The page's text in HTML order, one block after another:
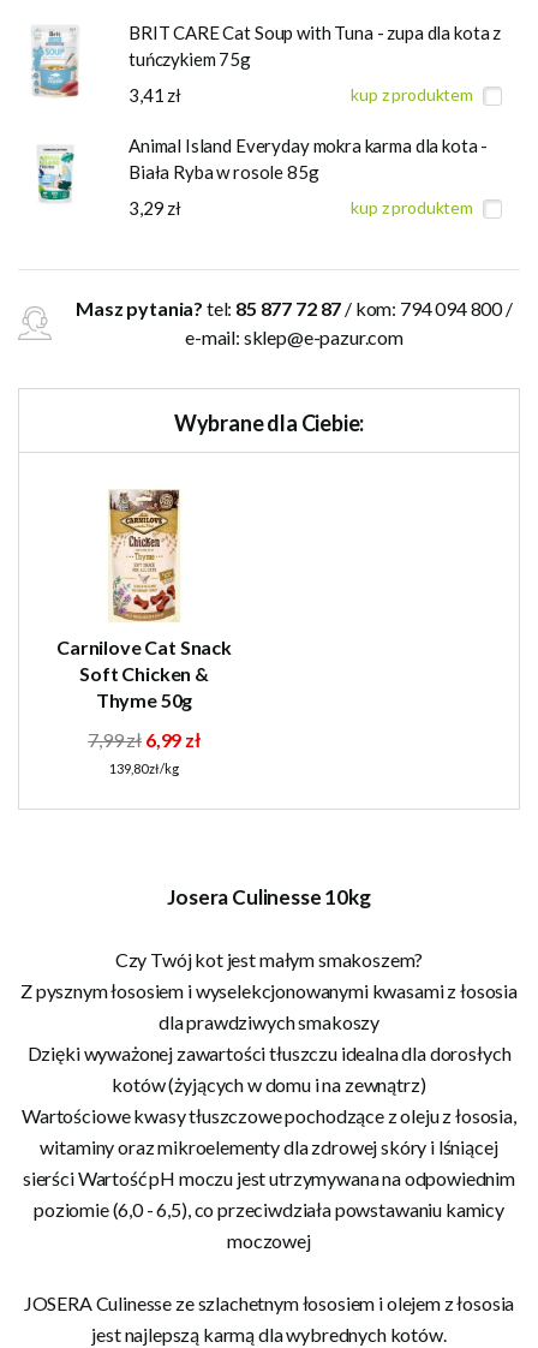
BRIT CARE Cat Soup with Tuna - zupa dla kota z
tuńczykiem 75g
3,41 zł
kup z produktem
Animal Island Everyday mokra karma dla kota -
Biała Ryba w rosole 85g
3,29 zł
kup z produktem
Masz pytania? tel: 85 877 72 87 / kom: 794 094 800 /
e-mail: sklep@e-pazur.com
Wybrane dla Ciebie:
Carnilove Cat Snack
Soft Chicken &
Thyme 50g
7,99 zł 6,99 zł
139,80 zł/kg
Josera Culinesse 10kg
Czy Twój kot jest małym smakoszem?
Z pysznym łososiem i wyselekcjonowanymi kwasami z łososia
dla prawdziwych smakoszy
Dzięki wyważonej zawartości tłuszczu idealna dla dorosłych
kotów (żyjących w domu i na zewnątrz)
Wartościowe kwasy tłuszczowe pochodzące z oleju z łososia,
witaminy oraz mikroelementy dla zdrowej skóry i lśniącej
sierści Wartość pH moczu jest utrzymywana na odpowiednim
poziomie (6,0 - 6,5), co przeciwdziała powstawaniu kamicy
moczowej
JOSERA Culinesse ze szlachetnym łososiem i olejem z łososia
jest najlepszą karmą dla wybrednych kotów.